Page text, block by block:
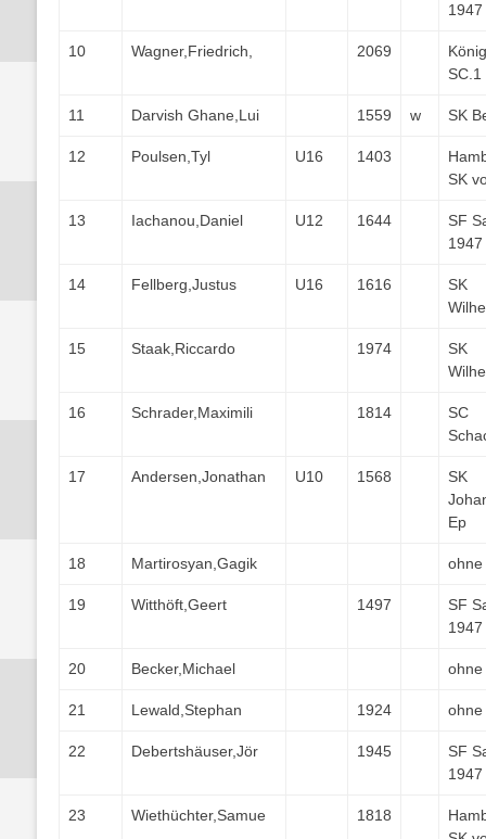
1947
10 Wagner,Friedrich, 2069
SC.1
11 Darvish Ghane,Lui 1559 w SK
12 Poulsen,Tyl U16 1403
SK
13 Iachanou,Daniel U12 1644
SF
1947
14 Fellberg,Justus U16 1616
SK
15 Staak,Riccardo 1974
SK
16 Schrader,Maximili 1814
SC
17 Andersen,Jonathan U10 1568
SK
Ep
18 Martirosyan,Gagik ohne
19 Witthöft,Geert 1497
SF
1947
20 Becker,Michael ohne
21 Lewald,Stephan 1924 ohne
22 Debertshäuser,Jör 1945
SF
1947
23 Wiethüchter,Samue 1818